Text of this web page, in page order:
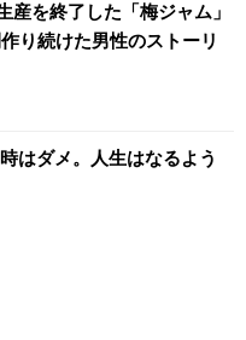
産を終了した「梅ジャム」
り続けた男性のストーリ
はダメ。人生はなるよう